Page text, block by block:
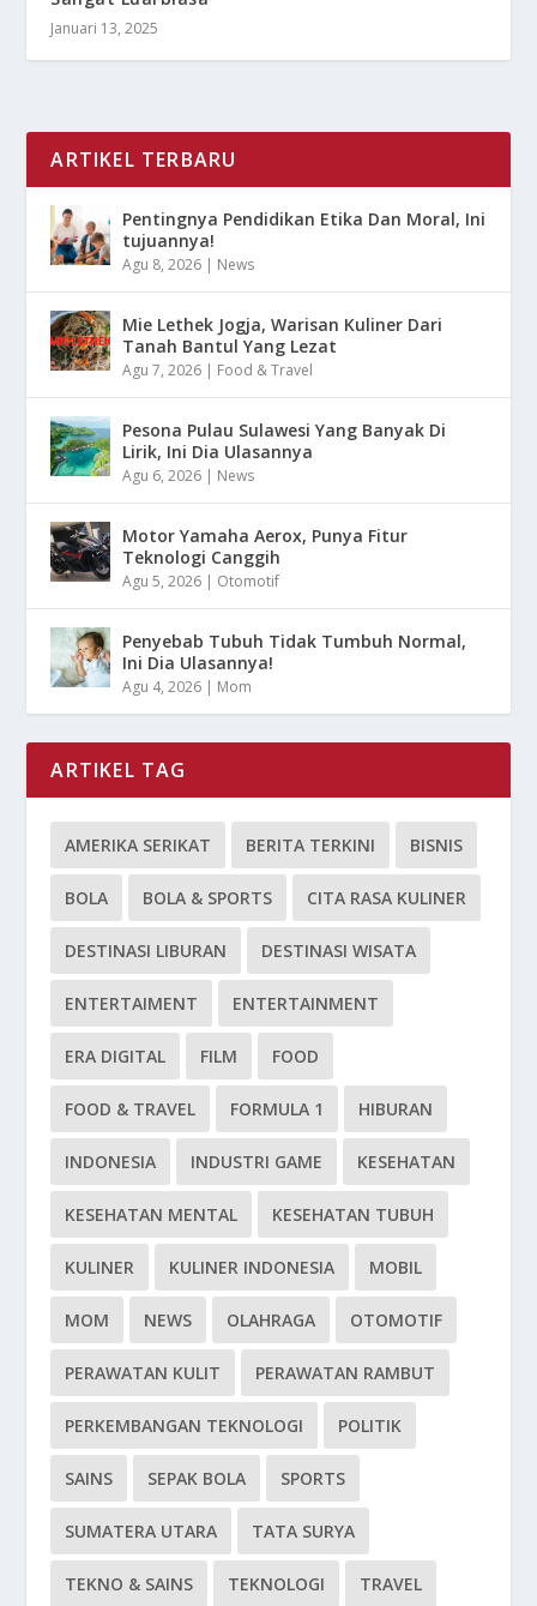
Januari 13, 2025
ARTIKEL TERBARU
Pentingnya Pendidikan Etika Dan Moral, Ini
tujuannya!
Agu 8, 2026 | News
Mie Lethek Jogja, Warisan Kuliner Dari
Tanah Bantul Yang Lezat
Agu 7, 2026 | Food & Travel
Pesona Pulau Sulawesi Yang Banyak Di
Lirik, Ini Dia Ulasannya
Agu 6, 2026 | News
Motor Yamaha Aerox, Punya Fitur
Teknologi Canggih
Agu 5, 2026 | Otomotif
Penyebab Tubuh Tidak Tumbuh Normal,
Ini Dia Ulasannya!
Agu 4, 2026 | Mom
ARTIKEL TAG
AMERIKA SERIKAT BERITA TERKINI BISNIS
BOLA BOLA & SPORTS CITA RASA KULINER
DESTINASI LIBURAN DESTINASI WISATA
ENTERTAIMENT ENTERTAINMENT
ERA DIGITAL FILM FOOD
FOOD & TRAVEL FORMULA 1 HIBURAN
INDONESIA INDUSTRI GAME KESEHATAN
KESEHATAN MENTAL KESEHATAN TUBUH
KULINER KULINER INDONESIA MOBIL
MOM NEWS OLAHRAGA OTOMOTIF
PERAWATAN KULIT PERAWATAN RAMBUT
PERKEMBANGAN TEKNOLOGI POLITIK
SAINS SEPAK BOLA SPORTS
SUMATERA UTARA TATA SURYA
TEKNO & SAINS TEKNOLOGI TRAVEL